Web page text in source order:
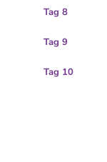
Tag 8
Tag 9
Tag 10